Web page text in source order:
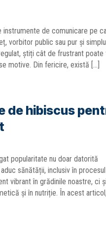
de comunicare pe
vorbitor public sau pur și
știți cât de frustrant poate
motive. Din fericire, există […]
de hibiscus
popularitate nu doar datorită
sănătății, inclusiv în
vibrant în grădinile noastre, ci
și în nutriție. În acest